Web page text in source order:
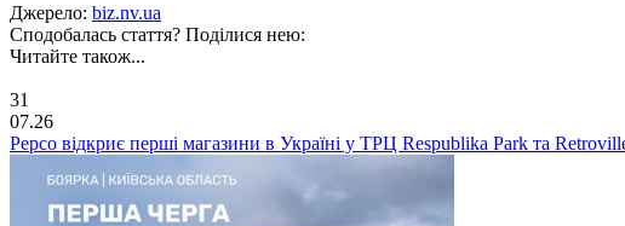
Джерело: biz.nv.ua
Сподобалась стаття? Поділися нею:
Читайте також...
31
07.26
Pepco відкриє перші магазини в Україні у ТРЦ Respublika Park та